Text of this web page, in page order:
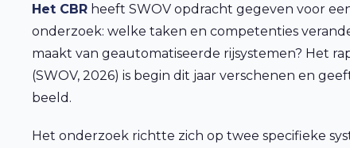
Het CBR heeft SWOV opdracht gegeven voor
onderzoek: welke taken en competenties
maakt van geautomatiseerde rijsystemen? Het
(SWOV, 2026) is begin dit jaar verschenen en
beeld.
Het onderzoek richtte zich op twee specifieke